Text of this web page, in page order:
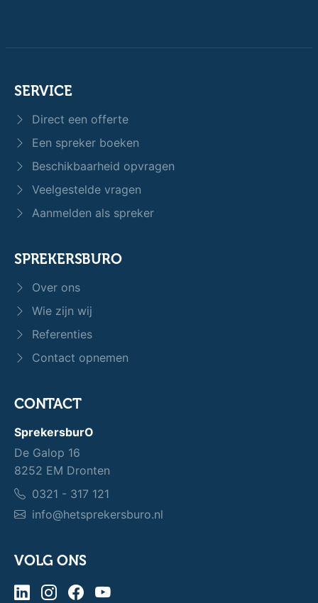
SERVICE
Direct een offerte
Een spreker boeken
Beschikbaarheid opvragen
Veelgestelde vragen
Aanmelden als spreker
SPREKERSBURO
Over ons
Wie zijn wij
Referenties
Contact opnemen
CONTACT
SprekersburO
De Galop 16
8252 EM Dronten
0321 - 317 121
info@hetsprekersburo.nl
VOLG ONS